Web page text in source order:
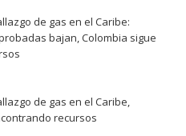
de gas en el Caribe:
bajan, Colombia sigue
de gas en el Caribe,
recursos